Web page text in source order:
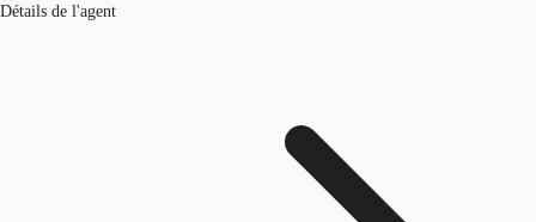
Détails de l'agent